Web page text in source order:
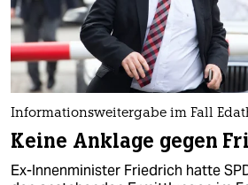
Informationsweitergabe im Fall
Keine Anklage gegen
Ex-Innenminister Friedrich hatte